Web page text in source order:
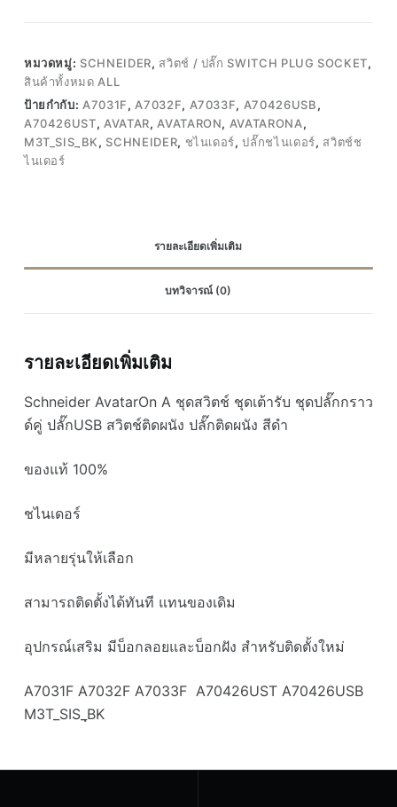
หมวดหมู่: SCHNEIDER, สวิตช์ / ปลั๊ก SWITCH PLUG SOCKET,
สินค้าทั้งหมด ALL
ป้ายกำกับ:A7031F,A7032F, A7033F, A70426USB,
A70426UST,AVATAR,AVATARON, AVATARONA,
M3T_SIS_ฺBK, SCHNEIDER, ชไนเดอร์,ปลั๊กชไนเดอร์, สวิตช์ช
ไนเดอร์
รายละเอียดเพิ่มเติม
บทวิจารณ์ (0)
รายละเอียดเพิ่มเติม
Schneider AvatarOn A ชุดสวิตช์ ชุดเต้ารับ ชุดปลั๊กกราว
ด์คู่ ปลั๊กUSB สวิตช์ติดผนัง ปลั๊กติดผนัง สีดำ
ของแท้ 100%
ชไนเดอร์
มีหลายรุ่นให้เลือก
สามารถติดตั้งได้ทันที แทนของเดิม
อุปกรณ์เสริม มีบ็อกลอยและบ็อกฝัง สำหรับติดตั้งใหม่
A7031F A7032F A7033F A70426UST A70426USB
M3T_SIS_ฺBK